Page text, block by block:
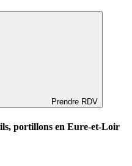
Prendre RDV
portillons en Eure-et-Loir